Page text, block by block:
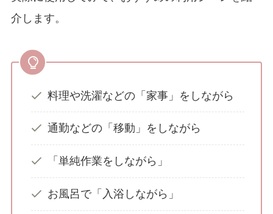
介します。
料理や洗濯などの「家事」をしながら
通勤などの「移動」をしながら
「単純作業をしながら」
お風呂で「入浴しながら」